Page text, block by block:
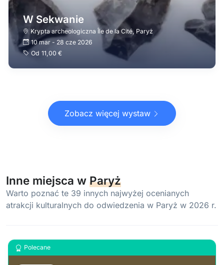
W Sekwanie
Krypta archeologiczna Île de la Cité, Paryż
10 mar - 28 cze 2026
Od 11,00 €
Zobacz więcej wystaw
Inne miejsca w Paryż
Warto poznać te 39 innych najwyżej ocenianych
atrakcji kulturalnych do odwiedzenia w Paryż w 2026 r.
Polecane